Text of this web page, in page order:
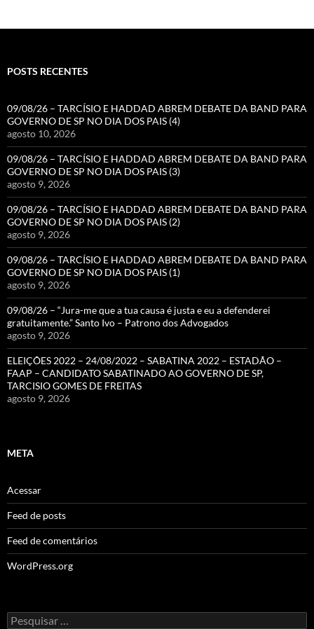
POSTS RECENTES
09/08/26 – TARCÍSIO E HADDAD ABREM DEBATE DA BAND PARA
GOVERNO DE SP NO DIA DOS PAIS (4)
agosto 10, 2026
09/08/26 – TARCÍSIO E HADDAD ABREM DEBATE DA BAND PARA
GOVERNO DE SP NO DIA DOS PAIS (3)
agosto 9, 2026
09/08/26 – TARCÍSIO E HADDAD ABREM DEBATE DA BAND PARA
GOVERNO DE SP NO DIA DOS PAIS (2)
agosto 9, 2026
09/08/26 – TARCÍSIO E HADDAD ABREM DEBATE DA BAND PARA
GOVERNO DE SP NO DIA DOS PAIS (1)
agosto 9, 2026
09/08/26 – “Jura-me que a tua causa é justa e eu a defenderei
gratuitamente.” Santo Ivo – Patrono dos Advogados
agosto 9, 2026
ELEIÇÕES 2022 – 24/08/2022 – SABATINA 2022 – ESTADÃO –
FAAP – CANDIDATO SABATINADO AO GOVERNO DE SP,
TARCISIO GOMES DE FREITAS
agosto 9, 2026
META
Acessar
Feed de posts
Feed de comentários
WordPress.org
Pesquisar